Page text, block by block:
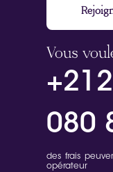
Vous
080
des frais
opérateur